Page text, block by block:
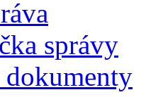
správy
dokumenty